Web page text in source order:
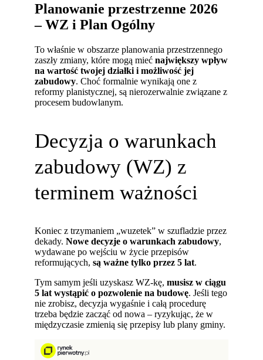
Planowanie przestrzenne 2026
– WZ i Plan Ogólny
To właśnie w obszarze planowania przestrzennego
zaszły zmiany, które mogą miećnajwiększy wpływ
na wartość twojej działki i możliwość jej
zabudowy. Choć formalnie wynikają one z
reformy planistycznej, są nierozerwalnie związane z
procesem budowlanym.
Decyzja o warunkach
zabudowy (WZ) z
terminem ważności
Koniec z trzymaniem „wuzetek” w szufladzie przez
dekady.Nowe decyzje o warunkach zabudowy,
wydawane po wejściu w życie przepisów
reformujących,są ważne tylko przez 5 lat.
Tym samym jeśli uzyskasz WZ-kę,musisz w ciągu
5 lat wystąpić o pozwolenie na budowę. Jeśli tego
nie zrobisz, decyzja wygaśnie i całą procedurę
trzeba będzie zacząć od nowa – ryzykując, że w
międzyczasie zmienią się przepisy lub plany gminy.